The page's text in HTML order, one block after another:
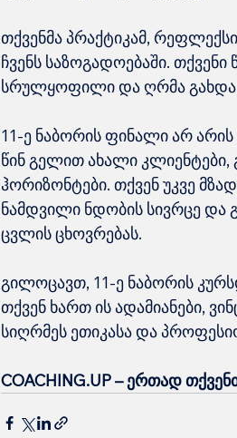
თქვენმა პრაქტიკამ,
ჩვენს საზოგადოებაში.
სრულყოფილი და ღრმა
11-ე ნაბორის ფინალი არ
წინ გელით ახალი
ჰორიზონტები. თქვენ უკვე
ნამდვილი ნდობის სივრცე და
ცვლის ცხოვრებას.
გილოცავთ, 11-ე ნაბორის
თქვენ ხართ ის ადამიანები,
სიღრმეს ეთიკასა და
COACHING.UP – ერთად